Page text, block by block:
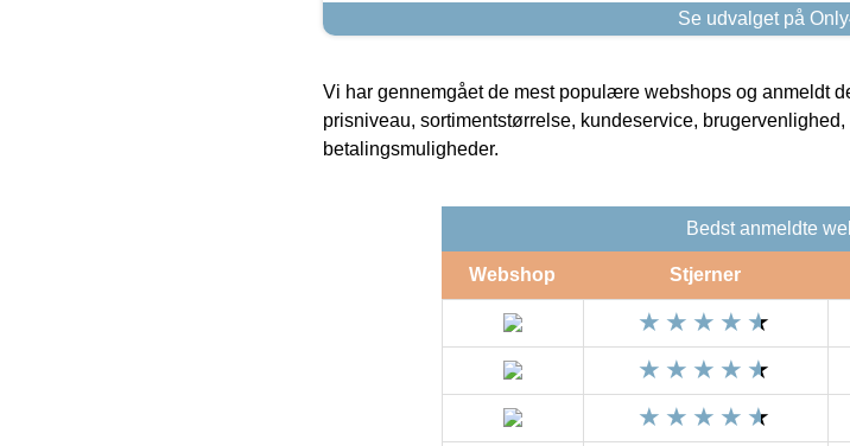
Se udvalget på
Vi har gennemgået de mest populære webshops og anmeldt
prisniveau, sortimentstørrelse, kundeservice,
betalingsmuligheder.
Bedst anmeldte
Webshop Stjerner